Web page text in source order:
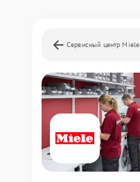
Сервисный центр Miele